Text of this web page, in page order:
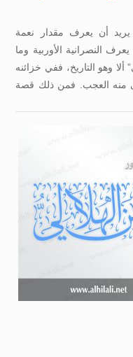
أن يعرف مقدار نعمة
النصرانية الأوربية وما
وهو التاريخ، ففي خزائنه
منه العجب. فمن ذلك قصة